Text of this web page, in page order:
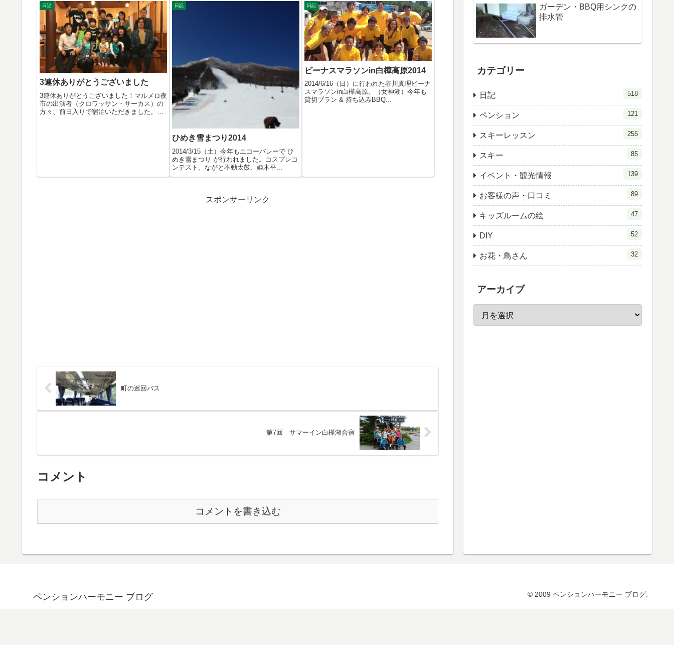
日記
3連休ありがとうございました
3連休ありがとうございました！マルメロ夜
市の出演者（クロワッサン・サーカス）の
方々、前日入りで宿泊いただきました。見
日記
ひめき雪まつり2014
2014/3/15（土）今年もエコーバレーで ひ
めき雪まつり が行われました。コスプレコ
ンテスト、ながと不動太鼓、姫木平...
日記
ビーナスマラソンin白樺高原2014
2014/6/16（日）に行われた谷川真理ビーナ
スマラソンin白樺高原。（女神湖）今年も
貸切プラン & 持ち込みBBQ...
スポンサーリンク
町の巡回バス
第7回 サマーイン白樺湖合宿
コメント
コメントを書き込む
ガーデン・BBQ用シンクの
排水管
カテゴリー
日記 518
ペンション 121
スキーレッスン 255
スキー 85
イベント・観光情報 139
お客様の声・口コミ 89
キッズルームの絵 47
DIY 52
お花・鳥さん 32
アーカイブ
ペンションハーモニー ブログ © 2009 ペンションハーモニー ブログ.